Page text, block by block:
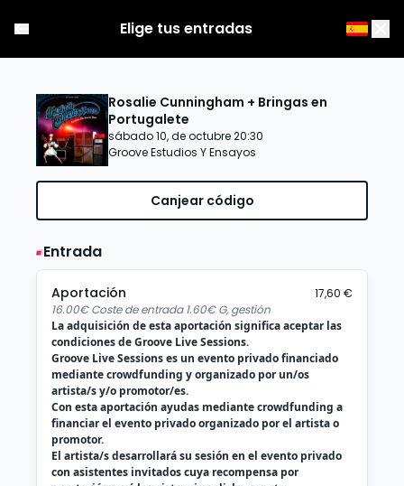
Elige tus entradas
Rosalie Cunningham + Bringas en
Portugalete
sábado 10, de octubre 20:30
Groove Estudios Y Ensayos
Canjear código
Entrada
Aportación
17,60 €
16.00€ Coste de entrada 1.60€ G, gestión
La adquisición de esta aportación significa aceptar las
condiciones de Groove Live Sessions.
Groove Live Sessions es un evento privado financiado
mediante crowdfunding y organizado por un/os
artista/s y/o promotor/es.
Con esta aportación ayudas mediante crowdfunding a
financiar el evento privado organizado por el artista o
promotor.
El artista/s desarrollará su sesión en el evento privado
con asistentes invitados cuya recompensa por